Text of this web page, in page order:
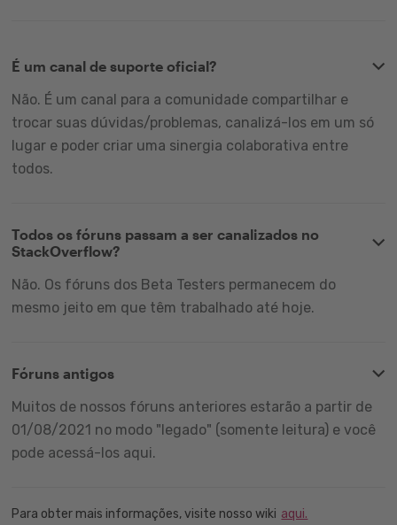
É um canal de suporte oficial?
Não. É um canal para a comunidade compartilhar e
trocar suas dúvidas/problemas, canalizá-los em um só
lugar e poder criar uma sinergia colaborativa entre
todos.
Todos os fóruns passam a ser canalizados no
StackOverflow?
Não. Os fóruns dos Beta Testers permanecem do
mesmo jeito em que têm trabalhado até hoje.
Fóruns antigos
Muitos de nossos fóruns anteriores estarão a partir de
01/08/2021 no modo "legado" (somente leitura) e você
pode acessá-los aqui.
Para obter mais informações, visite nosso wiki aqui.